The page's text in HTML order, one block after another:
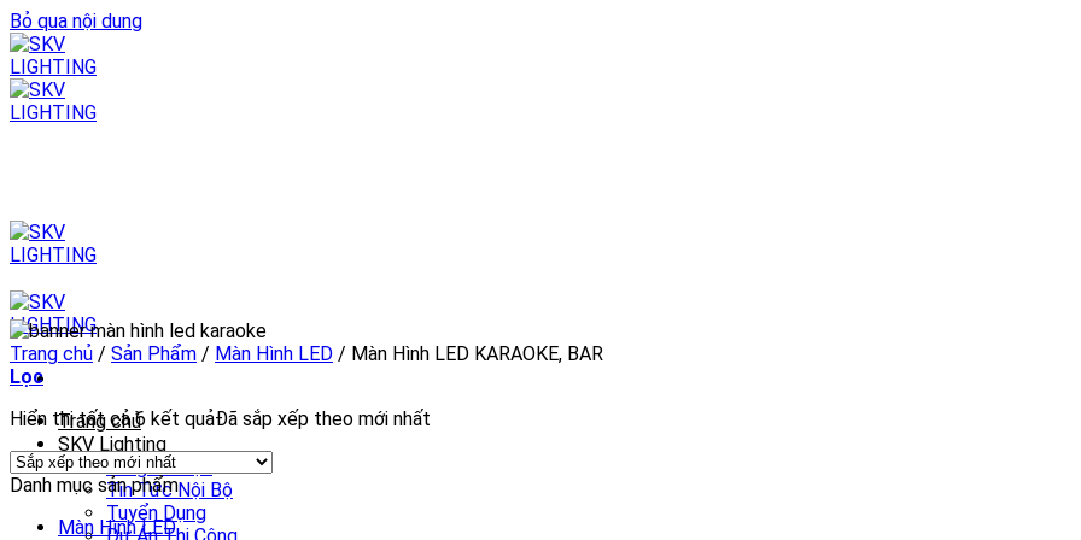
Bỏ qua nội dung
Trang chủ
SKV Lighting
Lời giới thiệu
Tin Tức Nội Bộ
Tuyển Dụng
Trang chủ / Sản Phẩm / Màn Hình LED / Màn Hình LED KARAOKE, BAR
Lọc
Hiển thị tất cả 6 kết quảĐã sắp xếp theo mới nhất
Danh mục sản phẩm
Màn Hình LED